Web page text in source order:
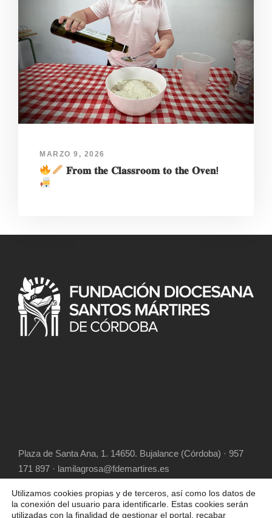
MARZO 9, 2026
𝐅𝐫𝐨𝐦 𝐭𝐡𝐞 𝐂𝐥𝐚𝐬𝐬𝐫𝐨𝐨𝐦 𝐭𝐨 𝐭𝐡𝐞 𝐎𝐯𝐞𝐧!
Plaza de Santa Ana, 1. 14650. Bujalance (Córdoba) · 957
171 897 · lamilagrosa@fdemartires.es
Utilizamos cookies propias y de terceros, así como los datos de
la conexión del usuario para identificarle. Estas cookies serán
utilizadas con la finalidad de gestionar el portal, recabar